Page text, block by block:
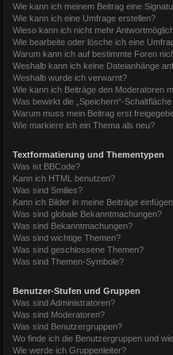
Wie kann ich meinem Beitrag eine
Wie kann ich eine Umfrage erstellen?
Wieso kann ich nicht mehr
Wie bearbeite oder lösche ich eine
Warum kann ich auf bestimmte Foren
Weshalb kann ich keine Dateianhänge
Weshalb wurde ich verwarnt?
Wie kann ich Beiträge den Moderatoren
Was bewirkt die „Speichern“-
Warum muss mein Beitrag erst
Wie markiere ich ein Thema als neu?
Textformatierung und Thementypen
Was ist BBCode?
Kann ich HTML benutzen?
Was sind Smilies?
Kann ich Bilder in meine Beiträge
Was sind globale Bekanntmachungen?
Was sind Bekanntmachungen?
Was sind wichtige Themen?
Was sind geschlossene Themen?
Was sind Themen-Symbole?
Benutzer-Stufen und Gruppen
Was sind Administratoren?
Was sind Moderatoren?
Was sind Benutzergruppen?
Wo finde ich die Benutzergruppen und
Wie werde ich Gruppenleiter?